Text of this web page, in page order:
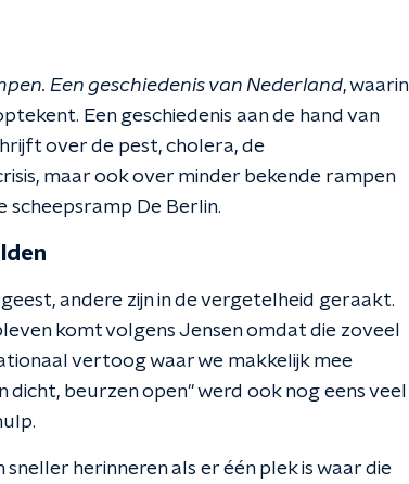
Een geschiedenis van Nederland, waarin
Een geschiedenis aan de hand van
over de pest, cholera, de
maar ook over minder bekende rampen
De Berlin.
andere zijn in de vergetelheid geraakt.
komt volgens Jensen omdat die zoveel
vertoog waar we makkelijk mee
beurzen open" werd ook nog eens veel
herinneren als er één plek is waar die